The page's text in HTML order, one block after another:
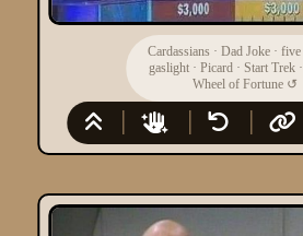
Cardassians ·Dad Joke ·five
gaslight· Picard· Start Trek·
Wheel of Fortune ↺